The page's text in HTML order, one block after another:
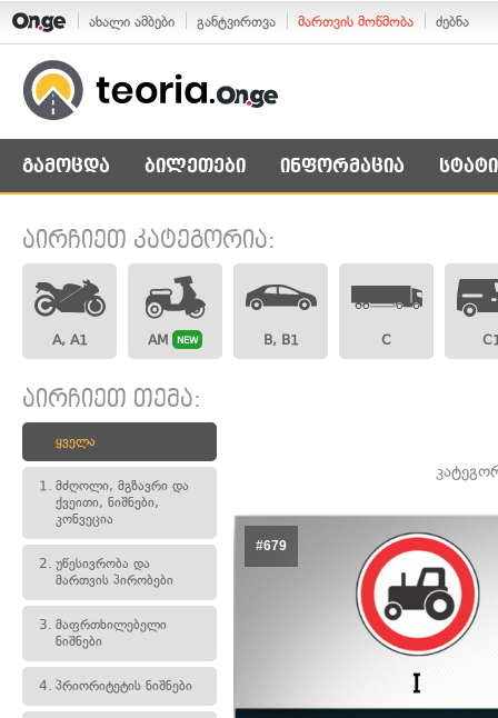
ახალი ამბები განტვირთვა მართვის მოწმობა ძებნა
გამოცდა ბილეთები ინფორმაცია
აირჩიეთ კატეგორია:
A, A1 AM NEW B, B1 C
აირჩიეთ თემა:
ყველა
1. მძღოლი, მგზავრი და
ქვეითი, ნიშნები,
კონვეცია
2. უწესივრობა და
მართვის პირობები
3. მაფრთხილებელი
ნიშნები
4. პრიორიტეტის ნიშნები
#679